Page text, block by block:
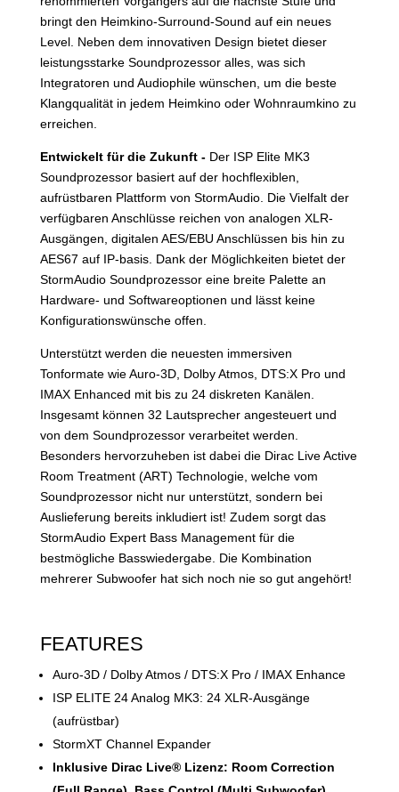
bringt den Heimkino-Surround-Sound auf ein neues
Level. Neben dem innovativen Design bietet dieser
leistungsstarke Soundprozessor alles, was sich
Integratoren und Audiophile wünschen, um die beste
Klangqualität in jedem Heimkino oder Wohnraumkino zu
erreichen.
Entwickelt für die Zukunft - Der ISP Elite MK3
Soundprozessor basiert auf der hochflexiblen,
aufrüstbaren Plattform von StormAudio. Die Vielfalt der
verfügbaren Anschlüsse reichen von analogen XLR-
Ausgängen, digitalen AES/EBU Anschlüssen bis hin zu
AES67 auf IP-basis. Dank der Möglichkeiten bietet der
StormAudio Soundprozessor eine breite Palette an
Hardware- und Softwareoptionen und lässt keine
Konfigurationswünsche offen.
Unterstützt werden die neuesten immersiven
Tonformate wie Auro-3D, Dolby Atmos, DTS:X Pro und
IMAX Enhanced mit bis zu 24 diskreten Kanälen.
Insgesamt können 32 Lautsprecher angesteuert und
von dem Soundprozessor verarbeitet werden.
Besonders hervorzuheben ist dabei die Dirac Live Active
Room Treatment (ART) Technologie, welche vom
Soundprozessor nicht nur unterstützt, sondern bei
Auslieferung bereits inkludiert ist! Zudem sorgt das
StormAudio Expert Bass Management für die
bestmögliche Basswiedergabe. Die Kombination
mehrerer Subwoofer hat sich noch nie so gut angehört!
FEATURES
Auro-3D / Dolby Atmos / DTS:X Pro / IMAX Enhance
ISP ELITE 24 Analog MK3: 24 XLR-Ausgänge
(aufrüstbar)
StormXT Channel Expander
Inklusive Dirac Live® Lizenz: Room Correction